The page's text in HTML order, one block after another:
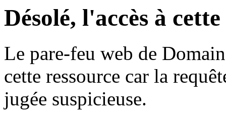
Désolé, l'accès à
Le pare-feu web de
cette ressource car la
jugée suspicieuse.